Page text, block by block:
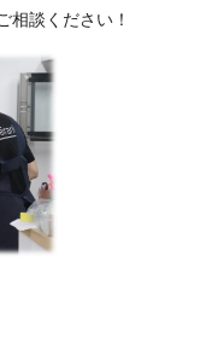
相談ください！